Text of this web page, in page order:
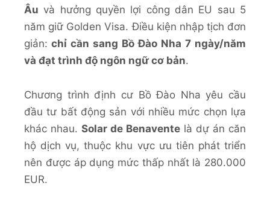
Âu và hưởng quyền lợi công dân EU sau 5
năm giữ Golden Visa. Điều kiện nhập tịch đơn
giản: chỉ cần sang Bồ Đào Nha 7 ngày/năm
và đạt trình độ ngôn ngữ cơ bản.
Chương trình định cư Bồ Đào Nha yêu cầu
đầu tư bất động sản với nhiều mức chọn lựa
khác nhau. Solar de Benavente là dự án căn
hộ dịch vụ, thuộc khu vực ưu tiên phát triển
nên được áp dụng mức thấp nhất là 280.000
EUR.